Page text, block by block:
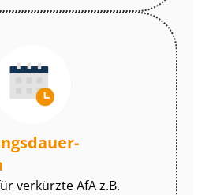
verkürzte AfA z.B.